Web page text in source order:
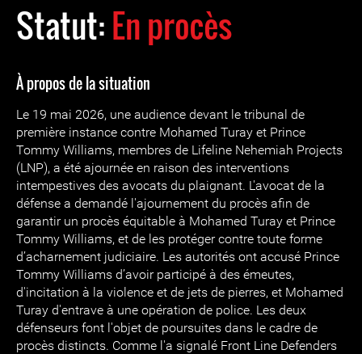
Statut:En procès
À propos de la situation
Le 19 mai 2026, une audience devant le tribunal de
première instance contre Mohamed Turay et Prince
Tommy Williams, membres de Lifeline Nehemiah Projects
(LNP), a été ajournée en raison des interventions
intempestives des avocats du plaignant. L'avocat de la
défense a demandé l'ajournement du procès afin de
garantir un procès équitable à Mohamed Turay et Prince
Tommy Williams, et de les protéger contre toute forme
d’acharnement judiciaire. Les autorités ont accusé Prince
Tommy Williams d’avoir participé à des émeutes,
d'incitation à la violence et de jets de pierres, et Mohamed
Turay d'entrave à une opération de police. Les deux
défenseurs font l'objet de poursuites dans le cadre de
procès distincts. Comme l'a signalé Front Line Defenders